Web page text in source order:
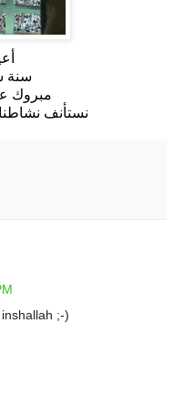
سنة
مبروك
نستأنف نشاطنا
;-)